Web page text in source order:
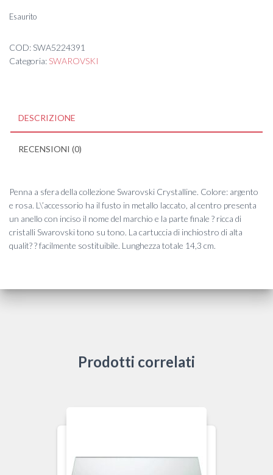
Esaurito
COD: SWA5224391
Categoria: SWAROVSKI
DESCRIZIONE
RECENSIONI (0)
Penna a sfera della collezione Swarovski Crystalline. Colore: argento
e rosa. L\’accessorio ha il fusto in metallo laccato, al centro presenta
un anello con inciso il nome del marchio e la parte finale ? ricca di
cristalli Swarovski tono su tono. La cartuccia di inchiostro di alta
qualit? ? facilmente sostituibile. Lunghezza totale 14,3 cm.
Prodotti correlati